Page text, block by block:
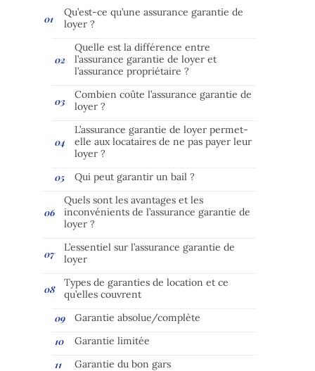
Qu’est-ce qu’une assurance garantie de
loyer ?
Quelle est la différence entre
l’assurance garantie de loyer et
l’assurance propriétaire ?
Combien coûte l’assurance garantie de
loyer ?
L’assurance garantie de loyer permet-
elle aux locataires de ne pas payer leur
loyer ?
Qui peut garantir un bail ?
Quels sont les avantages et les
inconvénients de l’assurance garantie de
loyer ?
L’essentiel sur l’assurance garantie de
loyer
Types de garanties de location et ce
qu’elles couvrent
Garantie absolue/complète
Garantie limitée
Garantie du bon gars